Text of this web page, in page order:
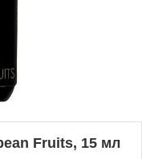
Fruits, 15 мл